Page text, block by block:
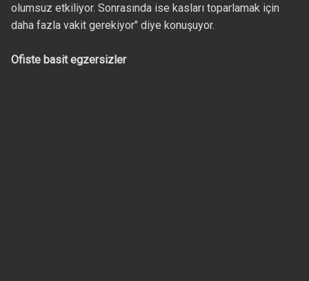
olumsuz etkiliyor. Sonrasında ise kasları toparlamak için
daha fazla vakit gerekiyor" diye konuşuyor.
Ofiste basit egzersizler